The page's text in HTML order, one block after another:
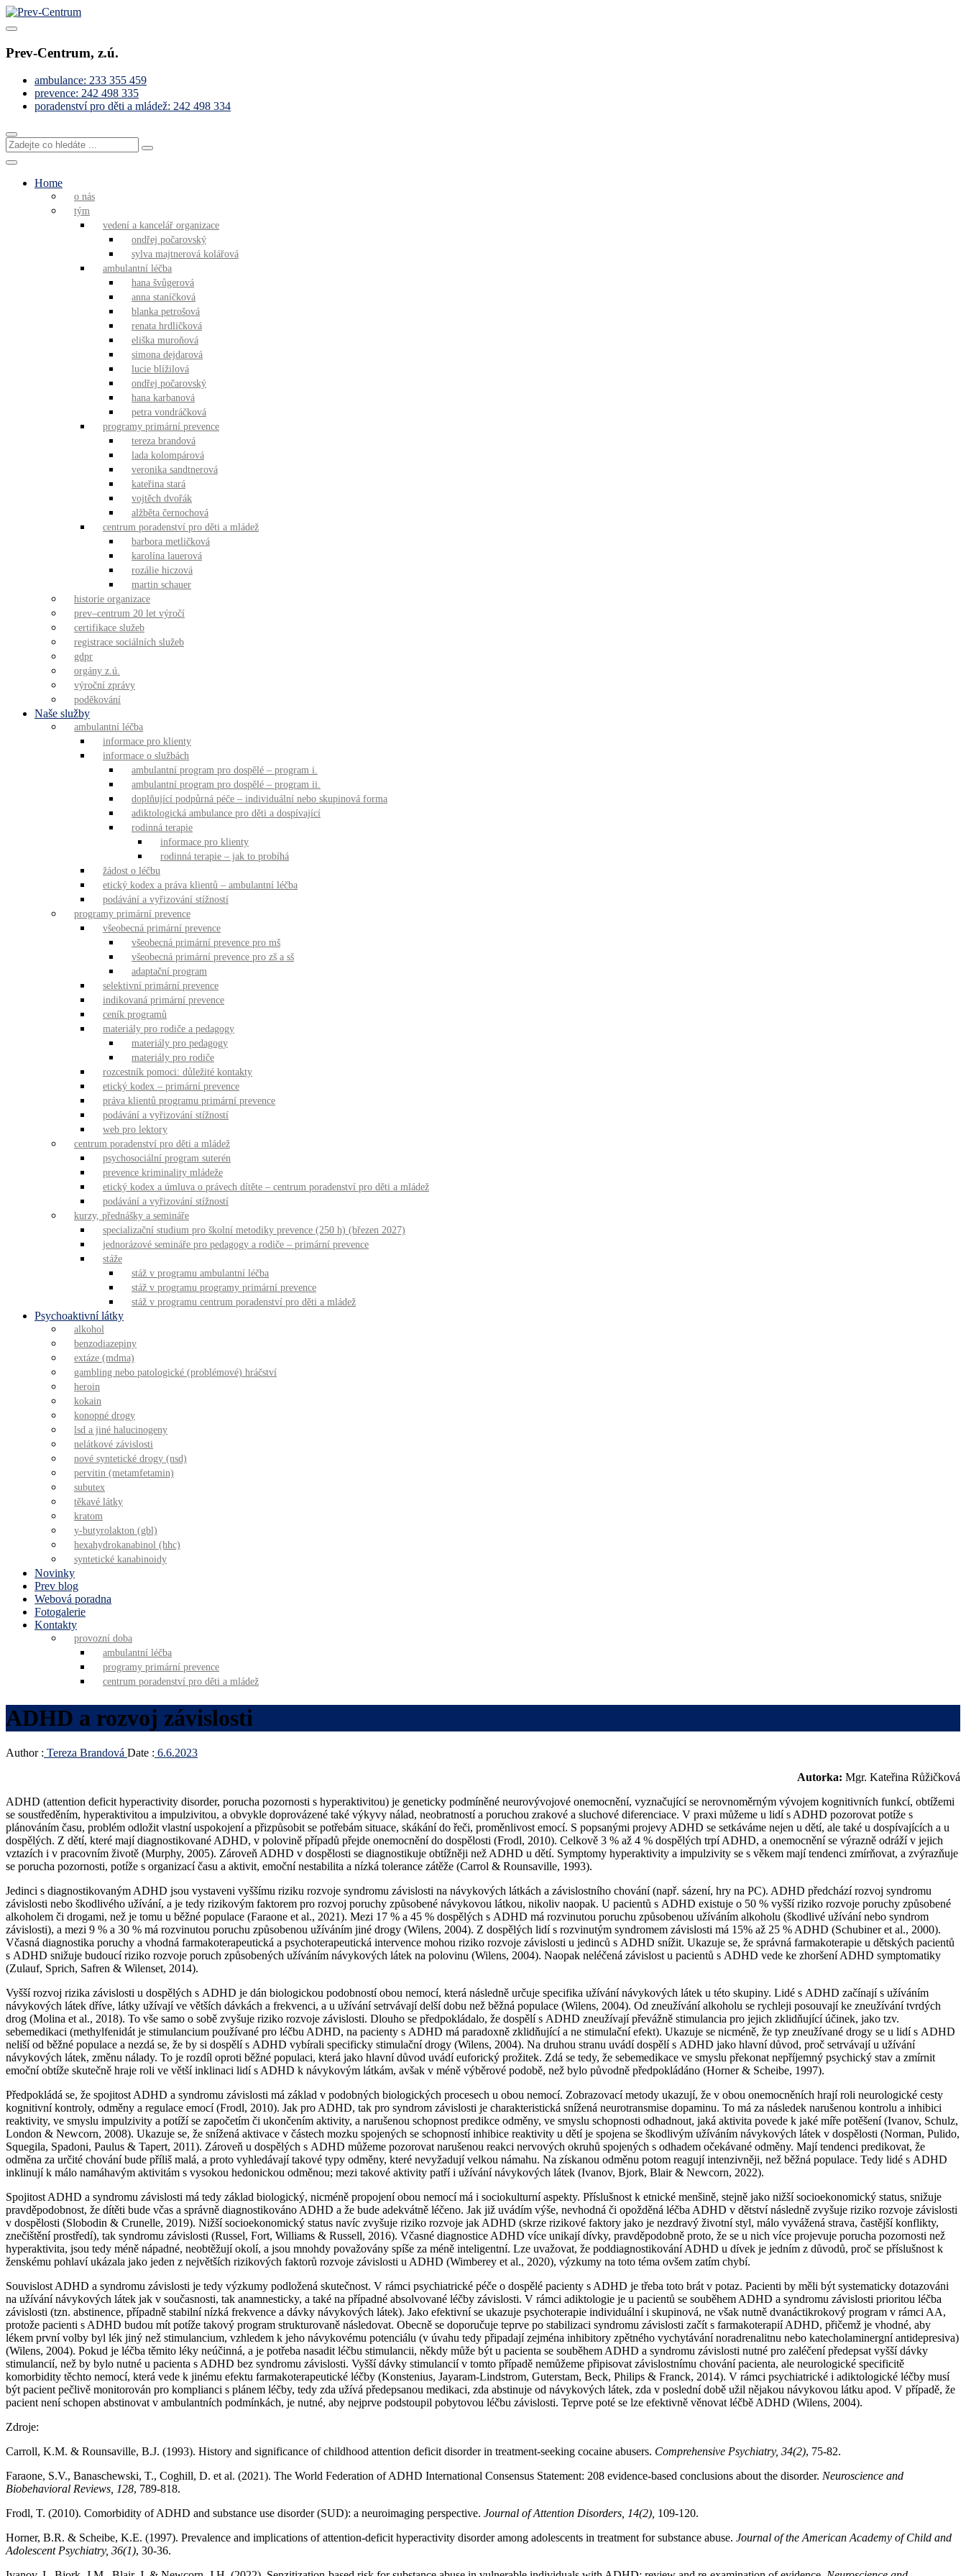
Skip
to
Pomáháme s řešením obtížných životních situací
Prev-Centrum, z.ú.
ambulance: 233 355 459
prevence: 242 498 335
poradenství pro děti a mládež: 242 498 334
Zadejte
co
hledáte
Home
o nás
tým
vedení a kancelář organizace
ondřej počarovský
sylva majtnerová kolářová
ambulantní léčba
hana švůgerová
anna staníčková
blanka petrošová
renata hrdličková
eliška muroňová
simona dejdarová
lucie blížilová
ondřej počarovský
hana karbanová
petra vondráčková
programy primární prevence
tereza brandová
lada kolompárová
veronika sandtnerová
kateřina stará
vojtěch dvořák
alžběta černochová
centrum poradenství pro děti a mládež
barbora metličková
karolína lauerová
rozálie hiczová
martin schauer
historie organizace
prev–centrum 20 let výročí
certifikace služeb
registrace sociálních služeb
gdpr
orgány z.ú.
výroční zprávy
poděkování
Naše služby
ambulantní léčba
informace pro klienty
informace o službách
ambulantní program pro dospělé – program i.
ambulantní program pro dospělé – program ii.
doplňující podpůrná péče – individuální nebo skupinová forma
adiktologická ambulance pro děti a dospívající
rodinná terapie
informace pro klienty
rodinná terapie – jak to probíhá
žádost o léčbu
etický kodex a práva klientů – ambulantní léčba
podávání a vyřizování stížností
programy primární prevence
všeobecná primární prevence
všeobecná primární prevence pro mš
všeobecná primární prevence pro zš a sš
adaptační program
selektivní primární prevence
indikovaná primární prevence
ceník programů
materiály pro rodiče a pedagogy
materiály pro pedagogy
materiály pro rodiče
rozcestník pomoci: důležité kontakty
etický kodex – primární prevence
práva klientů programu primární prevence
podávání a vyřizování stížností
web pro lektory
centrum poradenství pro děti a mládež
psychosociální program suterén
prevence kriminality mládeže
etický kodex a úmluva o právech dítěte – centrum poradenství pro děti a mládež
podávání a vyřizování stížností
kurzy, přednášky a semináře
specializační studium pro školní metodiky prevence (250 h) (březen 2027)
jednorázové semináře pro pedagogy a rodiče – primární prevence
stáže
stáž v programu ambulantní léčba
stáž v programu programy primární prevence
stáž v programu centrum poradenství pro děti a mládež
Psychoaktivní látky
alkohol
benzodiazepiny
extáze (mdma)
gambling nebo patologické (problémové) hráčství
heroin
kokain
konopné drogy
lsd a jiné halucinogeny
nelátkové závislosti
nové syntetické drogy (nsd)
pervitin (metamfetamin)
subutex
těkavé látky
kratom
y-butyrolakton (gbl)
hexahydrokanabinol (hhc)
syntetické kanabinoidy
Novinky
Prev blog
Webová poradna
Fotogalerie
Kontakty
provozní doba
ambulantní léčba
programy primární prevence
centrum poradenství pro děti a mládež
ADHD a rozvoj závislosti
Author : Tereza Brandová Date : 6.6.2023
Autorka: Mgr. Kateřina Růžičková
ADHD (attention deficit hyperactivity disorder, porucha pozornosti s hyperaktivitou) je geneticky podmíněné neurovývojové onemocnění, vyznačující se nerovnoměrným vývojem kognitivních funkcí, obtížemi
se soustředěním, hyperaktivitou a impulzivitou, a obvykle doprovázené také výkyvy nálad, neobratností a poruchou zrakové a sluchové diferenciace. V praxi můžeme u lidí s ADHD pozorovat potíže s
plánováním času, problém odložit vlastní uspokojení a přizpůsobit se potřebám situace, skákání do řeči, proměnlivost emocí. S popsanými projevy ADHD se setkáváme nejen u dětí, ale také u dospívajících a u
dospělých. Z dětí, které mají diagnostikované ADHD, v polovině případů přejde onemocnění do dospělosti (Frodl, 2010). Celkově 3 % až 4 % dospělých trpí ADHD, a onemocnění se výrazně odráží v jejich
vztazích i v pracovním životě (Murphy, 2005). Zároveň ADHD v dospělosti se diagnostikuje obtížněji než ADHD u dětí. Symptomy hyperaktivity a impulzivity se s věkem mají tendenci zmírňovat, a zvýrazňuje
se porucha pozornosti, potíže s organizací času a aktivit, emoční nestabilita a nízká tolerance zátěže (Carrol & Rounsaville, 1993).
Jedinci s diagnostikovaným ADHD jsou vystaveni vyššímu riziku rozvoje syndromu závislosti na návykových látkách a závislostního chování (např. sázení, hry na PC). ADHD předchází rozvoj syndromu
závislosti nebo škodlivého užívání, a je tedy rizikovým faktorem pro rozvoj poruchy způsobené návykovou látkou, nikoliv naopak. U pacientů s ADHD existuje o 50 % vyšší riziko rozvoje poruchy způsobené
alkoholem či drogami, než je tomu u běžné populace (Faraone et al., 2021). Mezi 17 % a 45 % dospělých s ADHD má rozvinutou poruchu způsobenou užíváním alkoholu (škodlivé užívání nebo syndrom
závislosti), a mezi 9 % a 30 % má rozvinutou poruchu způsobenou užíváním jiné drogy (Wilens, 2004). Z dospělých lidí s rozvinutým syndromem závislosti má 15% až 25 % ADHD (Schubiner et al., 2000).
Včasná diagnostika poruchy a vhodná farmakoterapeutická a psychoterapeutická intervence mohou riziko rozvoje závislosti u jedinců s ADHD snížit. Ukazuje se, že správná farmakoterapie u dětských pacientů
s ADHD snižuje budoucí riziko rozvoje poruch způsobených užíváním návykových látek na polovinu (Wilens, 2004). Naopak neléčená závislost u pacientů s ADHD vede ke zhoršení ADHD symptomatiky
(Zulauf, Sprich, Safren & Wilenset, 2014).
Vyšší rozvoj rizika závislosti u dospělých s ADHD je dán biologickou podobností obou nemocí, která následně určuje specifika užívání návykových látek u této skupiny. Lidé s ADHD začínají s užíváním
návykových látek dříve, látky užívají ve větších dávkách a frekvenci, a u užívání setrvávají delší dobu než běžná populace (Wilens, 2004). Od zneužívání alkoholu se rychleji posouvají ke zneužívání tvrdých
drog (Molina et al., 2018). To vše samo o sobě zvyšuje riziko rozvoje závislosti. Dlouho se předpokládalo, že dospělí s ADHD zneužívají převážně stimulancia pro jejich zklidňující účinek, jako tzv.
sebemedikaci (methylfenidát je stimulancium používané pro léčbu ADHD, na pacienty s ADHD má paradoxně zklidňující a ne stimulační efekt). Ukazuje se nicméně, že typ zneužívané drogy se u lidí s ADHD
neliší od běžné populace a nezdá se, že by si dospělí s ADHD vybírali specificky stimulační drogy (Wilens, 2004). Na druhou stranu uvádí dospělí s ADHD jako hlavní důvod, proč setrvávají u užívání
návykových látek, změnu nálady. To je rozdíl oproti běžné populaci, která jako hlavní důvod uvádí euforický prožitek. Zdá se tedy, že sebemedikace ve smyslu překonat nepříjemný psychický stav a zmírnit
emoční obtíže skutečně hraje roli ve větší inklinaci lidí s ADHD k návykovým látkám, avšak v méně výběrové podobě, než bylo původně předpokládáno (Horner & Scheibe, 1997).
Předpokládá se, že spojitost ADHD a syndromu závislosti má základ v podobných biologických procesech u obou nemocí. Zobrazovací metody ukazují, že v obou onemocněních hrají roli neurologické cesty
kognitivní kontroly, odměny a regulace emocí (Frodl, 2010). Jak pro ADHD, tak pro syndrom závislosti je charakteristická snížená neurotransmise dopaminu. To má za následek narušenou kontrolu a inhibici
reaktivity, ve smyslu impulzivity a potíží se započetím či ukončením aktivity, a narušenou schopnost predikce odměny, ve smyslu schopnosti odhadnout, jaká aktivita povede k jaké míře potěšení (Ivanov, Schulz,
London & Newcorn, 2008). Ukazuje se, že snížená aktivace v částech mozku spojených se schopností inhibice reaktivity u dětí je spojena se škodlivým užíváním návykových látek v dospělosti (Norman, Pulido,
Squegila, Spadoni, Paulus & Tapert, 2011). Zároveň u dospělých s ADHD můžeme pozorovat narušenou reakci nervových okruhů spojených s odhadem očekávané odměny. Mají tendenci predikovat, že
odměna za určité chování bude příliš malá, a proto vyhledávají takové typy odměny, které nevyžadují velkou námahu. Na získanou odměnu potom reagují intenzivněji, než běžná populace. Tedy lidé s ADHD
inklinují k málo namáhavým aktivitám s vysokou hedonickou odměnou; mezi takové aktivity patří i užívání návykových látek (Ivanov, Bjork, Blair & Newcorn, 2022).
Spojitost ADHD a syndromu závislosti má tedy základ biologický, nicméně propojení obou nemocí má i sociokulturní aspekty. Příslušnost k etnické menšině, stejně jako nižší socioekonomický status, snižuje
pravděpodobnost, že dítěti bude včas a správně diagnostikováno ADHD a že bude adekvátně léčeno. Jak již uvádím výše, nevhodná či opožděná léčba ADHD v dětství následně zvyšuje riziko rozvoje závislosti
v dospělosti (Slobodin & Crunelle, 2019). Nižší socioekonomický status navíc zvyšuje riziko rozvoje jak ADHD (skrze rizikové faktory jako je nezdravý životní styl, málo vyvážená strava, častější konflikty,
znečištění prostředí), tak syndromu závislosti (Russel, Fort, Williams & Russell, 2016). Včasné diagnostice ADHD více unikají dívky, pravděpodobně proto, že se u nich více projevuje porucha pozornosti než
hyperaktivita, jsou tedy méně nápadné, neobtěžují okolí, a jsou mnohdy považovány spíše za méně inteligentní. Lze uvažovat, že poddiagnostikování ADHD u dívek je jedním z důvodů, proč se příslušnost k
ženskému pohlaví ukázala jako jeden z největších rizikových faktorů rozvoje závislosti u ADHD (Wimberey et al., 2020), výzkumy na toto téma ovšem zatím chybí.
Souvislost ADHD a syndromu závislosti je tedy výzkumy podložená skutečnost. V rámci psychiatrické péče o dospělé pacienty s ADHD je třeba toto brát v potaz. Pacienti by měli být systematicky dotazováni
na užívání návykových látek jak v současnosti, tak anamnesticky, a také na případné absolvované léčby závislosti. V rámci adiktologie je u pacientů se souběhem ADHD a syndromu závislosti prioritou léčba
závislosti (tzn. abstinence, případně stabilní nízká frekvence a dávky návykových látek). Jako efektivní se ukazuje psychoterapie individuální i skupinová, ne však nutně dvanáctikrokový program v rámci AA,
protože pacienti s ADHD budou mít potíže takový program strukturovaně následovat. Obecně se doporučuje teprve po stabilizaci syndromu závislosti začít s farmakoterapií ADHD, přičemž je vhodné, aby
lékem první volby byl lék jiný než stimulancium, vzhledem k jeho návykovému potenciálu (v úvahu tedy připadají zejména inhibitory zpětného vychytávání noradrenalitnu nebo katecholaminergní antidepresiva)
(Wilens, 2004). Pokud je léčba těmito léky neúčinná, a je potřeba nasadit léčbu stimulancii, někdy může být u pacienta se souběhem ADHD a syndromu závislosti nutné pro zaléčení předepsat vyšší dávky
stimulancií, než by bylo nutné u pacienta s ADHD bez syndromu závislosti. Vyšší dávky stimulancií v tomto případě nemůžeme připisovat závislostnímu chování pacienta, ale neurologické specificitě
komorbidity těchto nemocí, která vede k jinému efektu farmakoterapeutické léčby (Konstenius, Jayaram-Lindstrom, Guterstam, Beck, Philips & Franck, 2014). V rámci psychiatrické i adiktologické léčby musí
být pacient pečlivě monitorován pro komplianci s plánem léčby, tedy zda užívá předepsanou medikaci, zda abstinuje od návykových látek, zda v poslední době užil nějakou návykovou látku apod. V případě, že
pacient není schopen abstinovat v ambulantních podmínkách, je nutné, aby nejprve podstoupil pobytovou léčbu závislosti. Teprve poté se lze efektivně věnovat léčbě ADHD (Wilens, 2004).
Zdroje:
Carroll, K.M. & Rounsaville, B.J. (1993). History and significance of childhood attention deficit disorder in treatment-seeking cocaine abusers. Comprehensive Psychiatry, 34(2), 75-82.
Faraone, S.V., Banaschewski, T., Coghill, D. et al. (2021). The World Federation of ADHD International Consensus Statement: 208 evidence-based conclusions about the disorder. Neuroscience and
Biobehavioral Reviews, 128, 789-818.
Frodl, T. (2010). Comorbidity of ADHD and substance use disorder (SUD): a neuroimaging perspective. Journal of Attention Disorders, 14(2), 109-120.
Horner, B.R. & Scheibe, K.E. (1997). Prevalence and implications of attention-deficit hyperactivity disorder among adolescents in treatment for substance abuse. Journal of the American Academy of Child and
Adolescent Psychiatry, 36(1), 30-36.